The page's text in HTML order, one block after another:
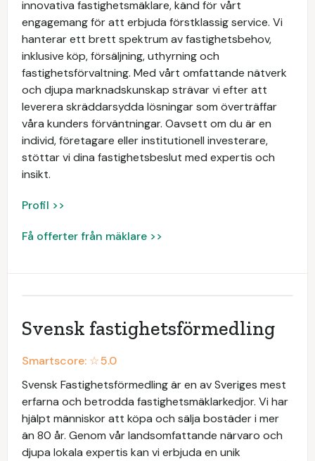
innovativa fastighetsmäklare, känd för vårt
engagemang för att erbjuda förstklassig service. Vi
hanterar ett brett spektrum av fastighetsbehov,
inklusive köp, försäljning, uthyrning och
fastighetsförvaltning. Med vårt omfattande nätverk
och djupa marknadskunskap strävar vi efter att
leverera skräddarsydda lösningar som överträffar
våra kunders förväntningar. Oavsett om du är en
individ, företagare eller institutionell investerare,
stöttar vi dina fastighetsbeslut med expertis och
insikt.
Profil >>
Få offerter från mäklare >>
Svensk fastighetsförmedling
Smartscore: ☆5.0
Svensk Fastighetsförmedling är en av Sveriges mest
erfarna och betrodda fastighetsmäklarkedjor. Vi har
hjälpt människor att köpa och sälja bostäder i mer
än 80 år. Genom vår landsomfattande närvaro och
djupa lokala expertis kan vi erbjuda en unik